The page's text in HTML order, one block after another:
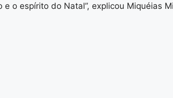
o espírito do Natal”, explicou Miquéias